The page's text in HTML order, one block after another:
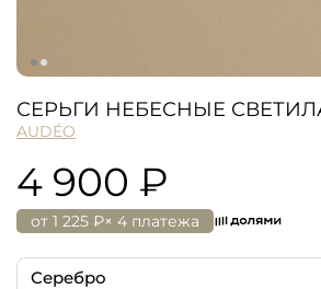
СЕРЬГИ НЕБЕСНЫЕ
AUDÉO
4 900 ₽
от 1 225 ₽× 4 платежа
Серебро